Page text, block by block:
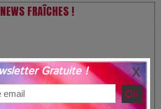
FRAÎCHES !
dérivés du chanvre gagnent en
Gratuite !